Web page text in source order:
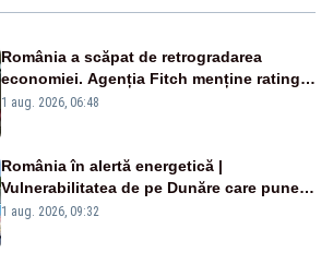
România a scăpat de retrogradarea
economiei. Agenția Fitch menține ratingul
„BBB-” cu perspectivă negativă
1 aug. 2026, 06:48
România în alertă energetică |
Vulnerabilitatea de pe Dunăre care pune
în pericol Centrala Cernavodă era
1 aug. 2026, 09:32